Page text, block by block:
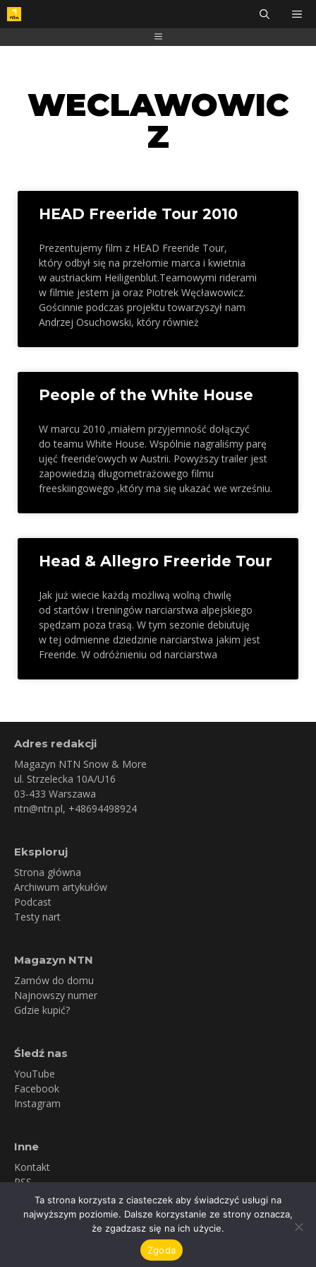
WECLAWOWIC
Z
HEAD Freeride Tour 2010
Prezentujemy film z HEAD Freeride Tour,
który odbył się na przełomie marca i kwietnia
w austriackim Heiligenblut.Teamowymi riderami
w filmie jestem ja oraz Piotrek Węcławowicz.
Gościnnie podczas projektu towarzyszył nam
Andrzej Osuchowski, który również
People of the White House
W marcu 2010 ,miałem przyjemność dołączyć
do teamu White House. Wspólnie nagraliśmy parę
ujęć freeride’owych w Austrii. Powyższy trailer jest
zapowiedzią długometrażowego filmu
freeskiingowego ,który ma się ukazać we wrześniu.
Head & Allegro Freeride Tour
Jak już wiecie każdą możliwą wolną chwilę
od startów i treningów narciarstwa alpejskiego
spędzam poza trasą. W tym sezonie debiutuję
w tej odmienne dziedzinie narciarstwa jakim jest
Freeride. W odróżnieniu od narciarstwa
Adres redakcji
Magazyn NTN Snow & More
ul. Strzelecka 10A/U16
03-433 Warszawa
ntn@ntn.pl, +48694498924
Eksploruj
Strona główna
Archiwum artykułów
Podcast
Testy nart
Magazyn NTN
Zamów do domu
Najnowszy numer
Gdzie kupić?
Śledź nas
YouTube
Facebook
Instagram
Inne
Kontakt
RSS
Newsletter
Polityka prywatności
© 2026 Snow & More Michał Szypliński
Ta strona korzysta z ciasteczek aby świadczyć usługi na
najwyższym poziomie. Dalsze korzystanie ze strony oznacza,
że zgadzasz się na ich użycie.
Zgoda